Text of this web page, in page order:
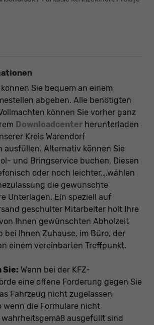
Sie bequem an einem
abgeben. Alle benötigten
können Sie vorher ganz
Downloadcenter herunterladen
Kreis Warendorf
ausfüllen. Alternativ können Sie
und Bringservice buchen. Diesen
oder noch leichter….wählen
die gewünschte
Unterlagen. Ein speziell auf
geschulter Mitarbeiter holt Ihre
Ihnen gewünschten Abholzeit
bei Ihnen Zuhause, im Büro, der
einem vereinbarten Treffpunkt.
Sie: Wenn bei der KFZ-
eine offene Forderung gegen Sie
Fahrzeug nicht zugelassen
wenn die Formulare nicht
ausgefüllt sind